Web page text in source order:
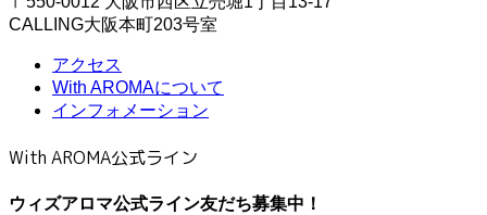
CALLING大阪本町203号室
アクセス
With AROMAについて
インフォメーション
With AROMA公式ライン
ウィズアロマ公式ライン友だち募集中！